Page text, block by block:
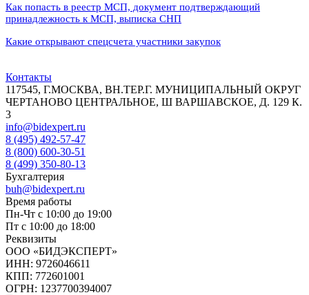
Как попасть в реестр МСП, документ подтверждающий
принадлежность к МСП, выписка СНП
Какие открывают спецсчета участники закупок
Контакты
117545, Г.МОСКВА, ВН.ТЕР.Г. МУНИЦИПАЛЬНЫЙ ОКРУГ
ЧЕРТАНОВО ЦЕНТРАЛЬНОЕ, Ш ВАРШАВСКОЕ, Д. 129 К.
3
info@bidexpert.ru
8 (495) 492-57-47
8 (800) 600-30-51
8 (499) 350-80-13
Бухгалтерия
buh@bidexpert.ru
Время работы
Пн-Чт с 10:00 до 19:00
Пт с 10:00 до 18:00
Реквизиты
ООО «БИДЭКСПЕРТ»
ИНН: 9726046611
КПП: 772601001
ОГРН: 1237700394007